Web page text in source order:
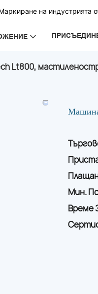
на индустрията
Lt800,
Машина
Мин.
Време